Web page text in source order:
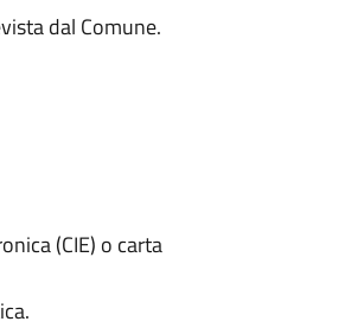
dal Comune.
(CIE) o carta